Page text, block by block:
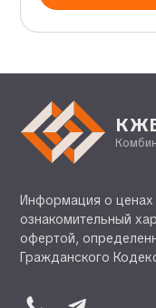
Информация о ценах
ознакомительный
офертой,
Гражданского